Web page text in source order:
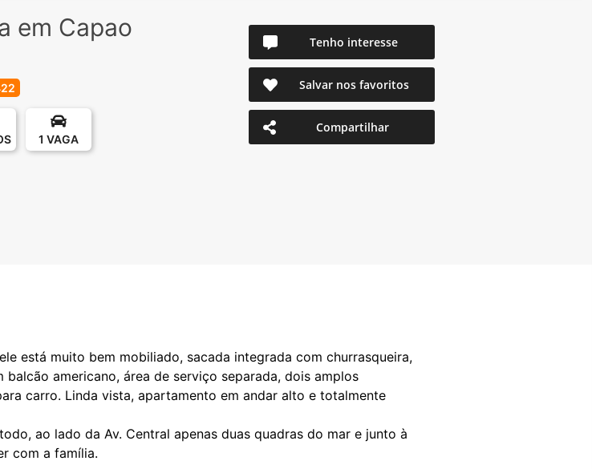
em Capao
1 VAGA
Tenho interesse
Salvar nos favoritos
Compartilhar
está muito bem mobiliado, sacada integrada com churrasqueira,
americano, área de serviço separada, dois amplos
carro. Linda vista, apartamento em andar alto e totalmente
ao lado da Av. Central apenas duas quadras do mar e junto à
com a família.